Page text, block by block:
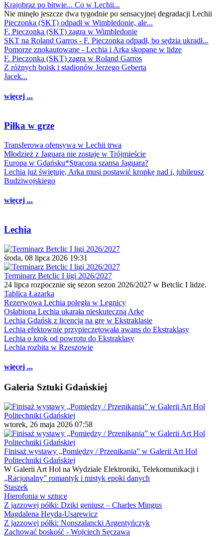
Krajobraz po bitwie... Co w Lechii...
Nie minęło jeszcze dwa tygodnie po sensacyjnej degradacji Lechii
Pieczonka (SKT) odpadł w Wimbledonie, ale...
F. Pieczonka (SKT) zagra w Wimbledonie
SKT na Roland Garros - F. Pieczonka odpadł, bo sędzia ukradł...
Pomorze znokautowane - Lechia i Arka skopane w lidze
F. Pieczonka (SKT) zagra w Roland Garros
Z różnych boisk i stadionów Jerzego Geberta
Jacek...
więcej ...
Piłka w grze
Transferowa ofensywa w Lechii trwa
Młodzież z Jaguara nie zostaje w Trójmieście
Europa w Gdańsku*Stracona szansa Jaguara?
Lechia już świętuje, Arka musi postawić kropkę nad i, jubileusz
Budziwojskiego
więcej ...
Lechia
środa, 08 lipca 2026 19:31
Terminarz Betclic I ligi 2026/2027
24 lipca rozpocznie się sezon sezon 2026/2027 w Betclic I lidze.
Tablica Łazarka
Rezerwowa Lechia poległa w Legnicy
Osłabiona Lechia ukarała nieskuteczną Arkę
Lechia Gdańsk z licencją na grę w Ekstraklasie
Lechia efektownie przypieczętowała awans do Ekstraklasy
Lechia o krok od powrotu do Ekstraklasy
Lechia rozbita w Rzeszowie
więcej ...
Galeria Sztuki Gdańskiej
wtorek, 26 maja 2026 07:58
Finisaż wystawy „Pomiędzy / Przenikania” w Galerii Art Hol
Politechniki Gdańskiej
W Galerii Art Hol na Wydziale Elektroniki, Telekomunikacji i
„Racjonalny” romantyk i mistyk epoki danych
Staszek
Hierofonia w sztuce
Z jazzowej półki: Dziki geniusz – Charles Mingus
Magdalena Heyda-Usarewicz
Z jazzowej półki: Nonszalancki Argentyńczyk
Zachować boskość - Wojciech Sęczawa